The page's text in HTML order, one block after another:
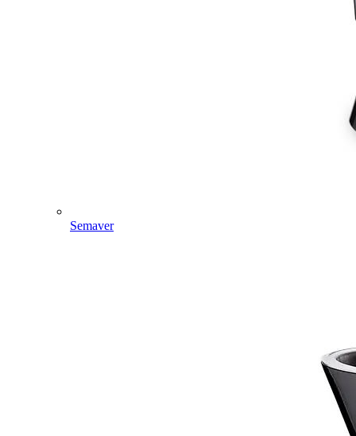
Semaver